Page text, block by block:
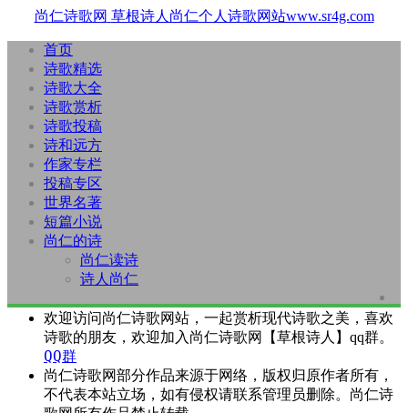
尚仁诗歌网 草根诗人尚仁个人诗歌网站www.sr4g.com
首页
诗歌精选
诗歌大全
诗歌赏析
诗歌投稿
诗和远方
作家专栏
投稿专区
世界名著
短篇小说
尚仁的诗
尚仁读诗
诗人尚仁
欢迎访问尚仁诗歌网站，一起赏析现代诗歌之美，喜欢
诗歌的朋友，欢迎加入尚仁诗歌网【草根诗人】qq群。
QQ群
尚仁诗歌网部分作品来源于网络，版权归原作者所有，
不代表本站立场，如有侵权请联系管理员删除。尚仁诗